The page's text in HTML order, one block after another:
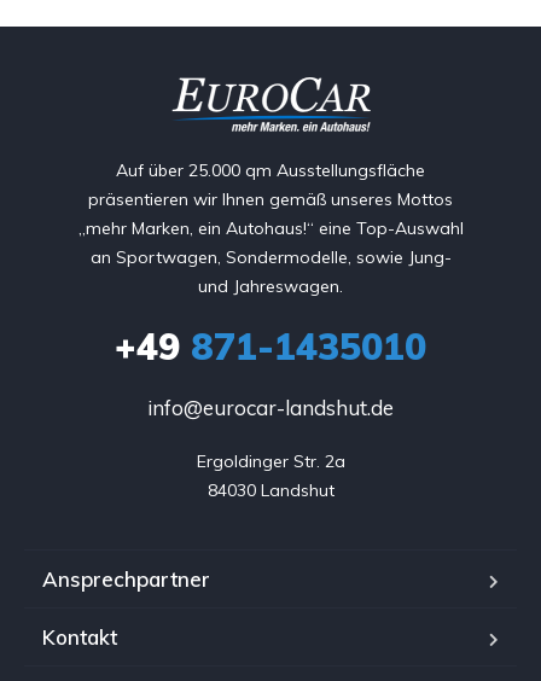
Auf über 25.000 qm Ausstellungsfläche
präsentieren wir Ihnen gemäß unseres Mottos
„mehr Marken, ein Autohaus!“ eine Top-Auswahl
an Sportwagen, Sondermodelle, sowie Jung-
und Jahreswagen.
+49 871-1435010
info@eurocar-landshut.de
Ergoldinger Str. 2a
84030 Landshut
Ansprechpartner
Kontakt